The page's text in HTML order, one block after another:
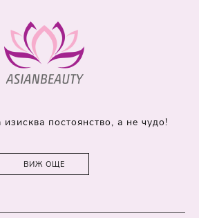
постоянство, а не чудо!
ВИЖ ОЩЕ